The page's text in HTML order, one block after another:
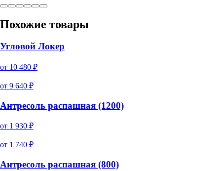
Похожие товары
Угловой Локер
от 10 480 ₽
от 9 640 ₽
Антресоль распашная (1200)
от 1 930 ₽
от 1 740 ₽
Антресоль распашная (800)